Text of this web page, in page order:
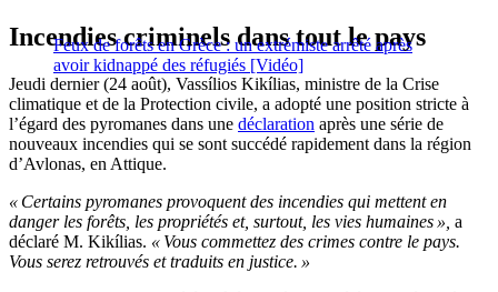
Feux de forêts en Grèce : un extrémiste arrêté après
avoir kidnappé des réfugiés [Vidéo]
Incendies criminels dans tout le pays
Jeudi dernier (24 août), Vassílios Kikílias, ministre de la Crise
climatique et de la Protection civile, a adopté une position stricte à
l’égard des pyromanes dans une déclaration après une série de
nouveaux incendies qui se sont succédé rapidement dans la région
d’Avlonas, en Attique.
« Certains pyromanes provoquent des incendies qui mettent en
danger les forêts, les propriétés et, surtout, les vies humaines », a
déclaré M. Kikílias. « Vous commettez des crimes contre le pays.
Vous serez retrouvés et traduits en justice. »